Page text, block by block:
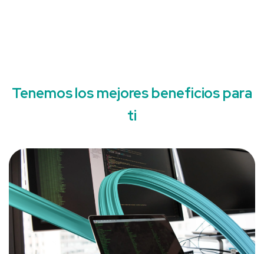
Tenemos los mejores beneficios para
ti